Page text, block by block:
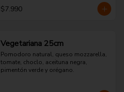
$7.990
Vegetariana 25cm
Pomodoro natural, queso mozzarella,
tomate, choclo, aceituna negra,
pimentón verde y orégano.